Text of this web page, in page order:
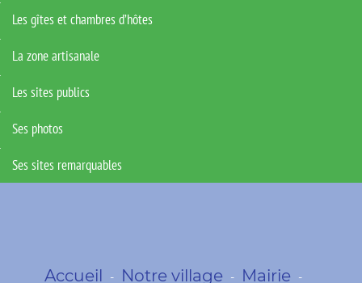
Les gîtes et chambres d’hôtes
La zone artisanale
Les sites publics
Ses photos
Ses sites remarquables
Accueil - Notre village - Mairie -